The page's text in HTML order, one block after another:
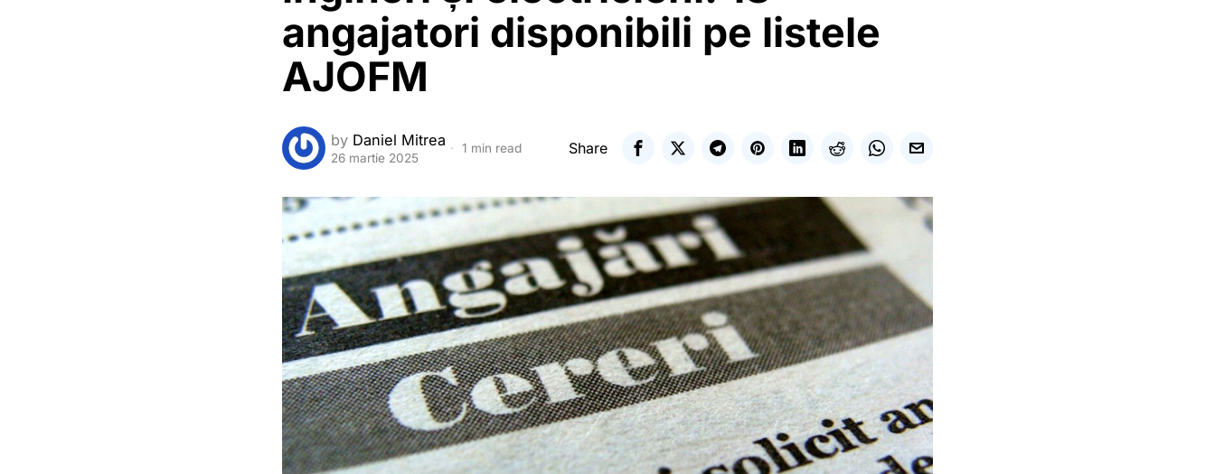
angajatori disponibili pe listele
AJOFM
by Daniel Mitrea
26 martie 2025
1 min read Share